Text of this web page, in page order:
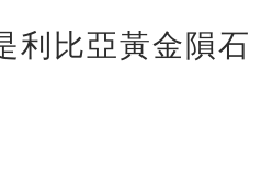
利比亞黃金隕